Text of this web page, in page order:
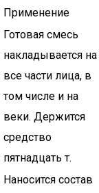
Применение
Готовая смесь
накладывается на
все части лица, в
том числе и на
веки. Держится
средство
пятнадцать т.
Наносится состав